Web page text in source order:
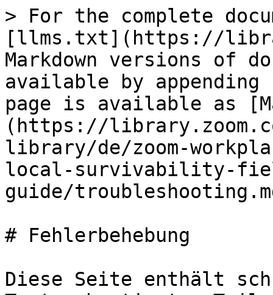
> For the complete
[llms.txt](https://
Markdown versions of
available by
page is available as
(https://
library/de/zoom-
local-survivability-
guide/
# Fehlerbehebung
Diese Seite enthält